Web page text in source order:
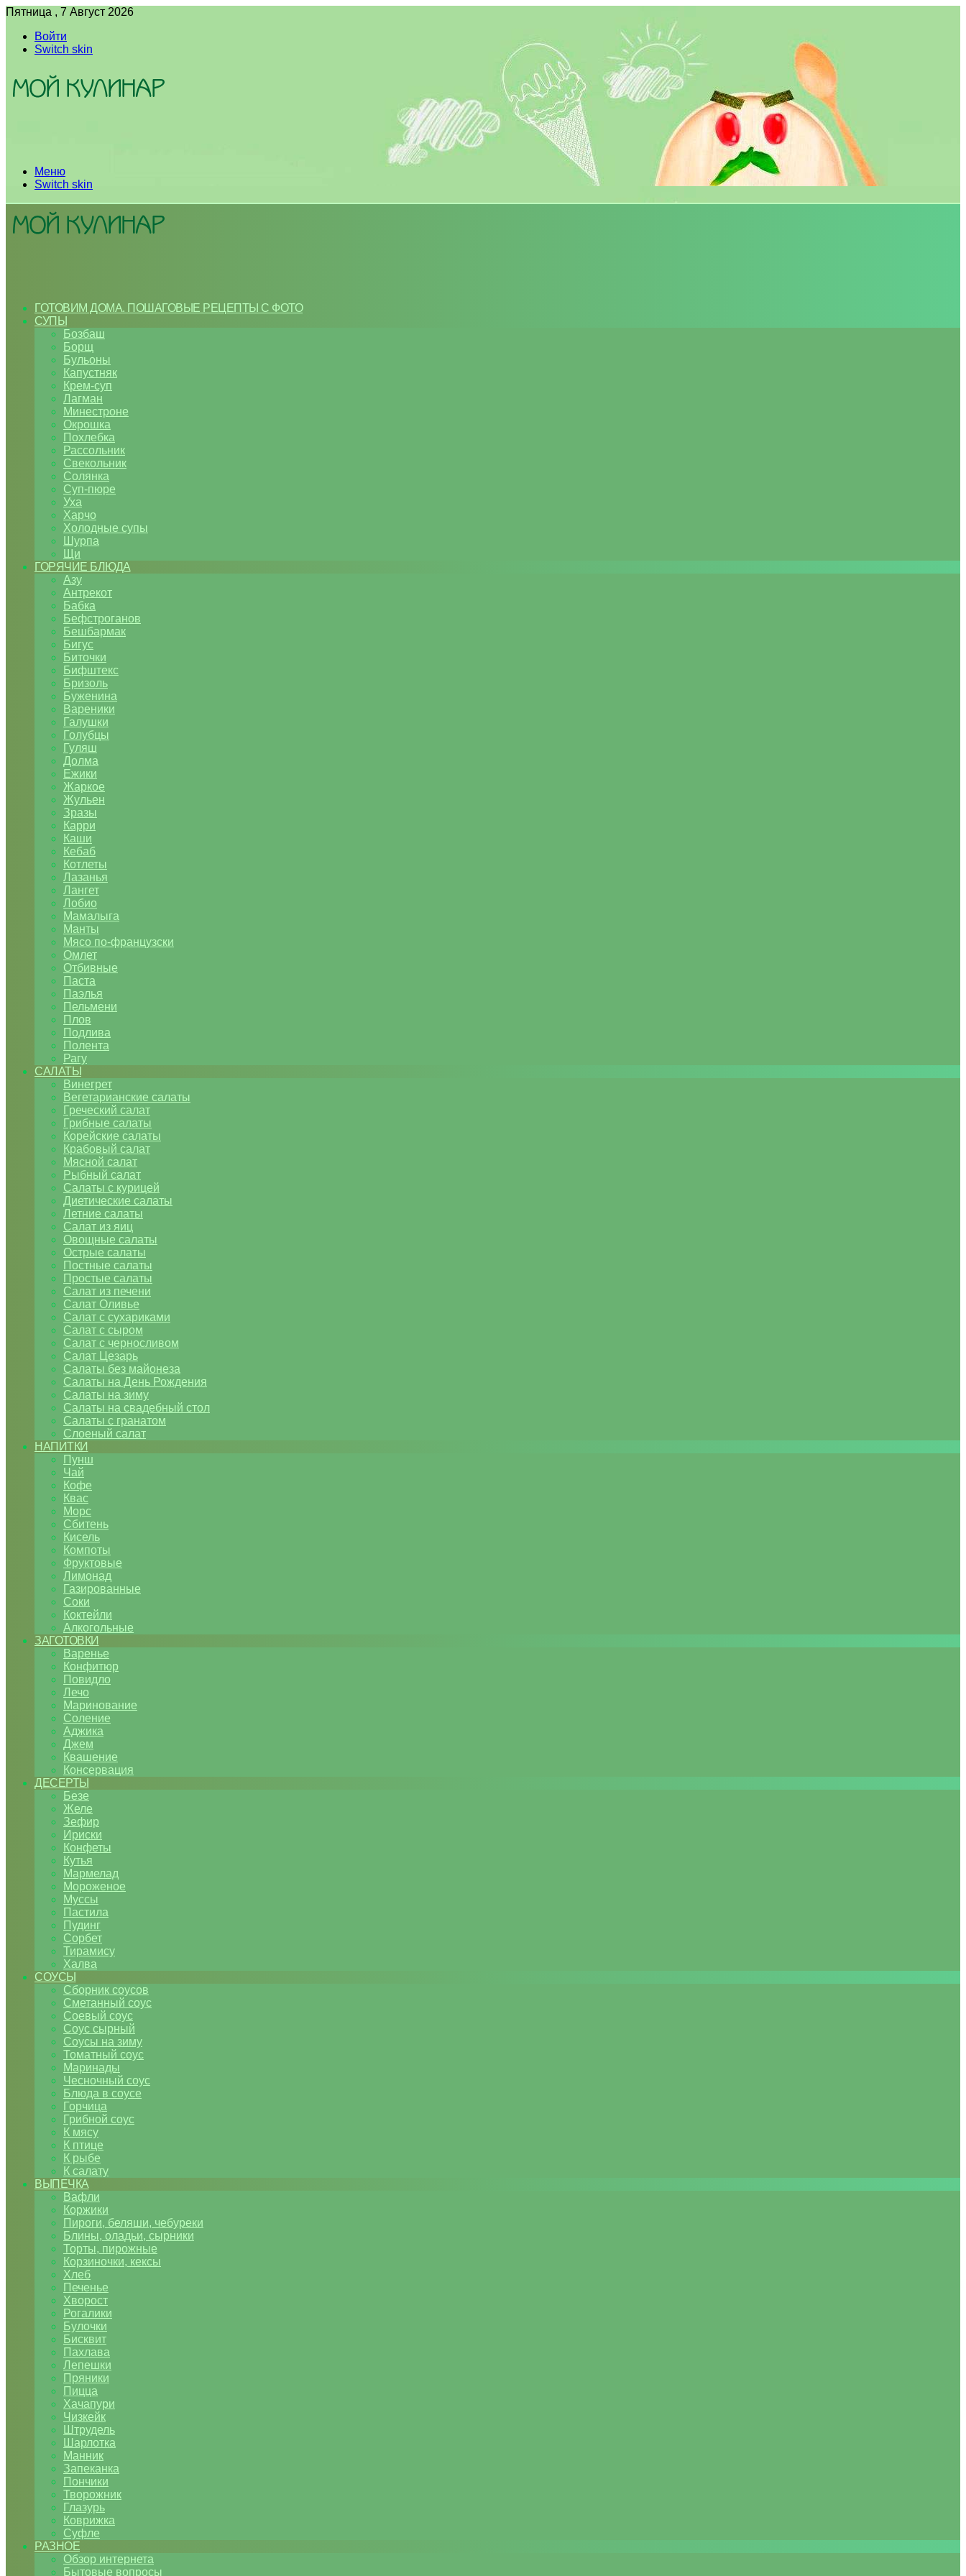
Пятница , 7 Август 2026
Войти
Switch skin
Меню
Switch skin
ГОТОВИМ ДОМА. ПОШАГОВЫЕ РЕЦЕПТЫ С ФОТО
СУПЫ
Бозбаш
Борщ
Бульоны
Капустняк
Крем-суп
Лагман
Минестроне
Окрошка
Похлебка
Рассольник
Свекольник
Солянка
Суп-пюре
Уха
Харчо
Холодные супы
Шурпа
Щи
ГОРЯЧИЕ БЛЮДА
Азу
Антрекот
Бабка
Бефстроганов
Бешбармак
Бигус
Биточки
Бифштекс
Бризоль
Буженина
Вареники
Галушки
Голубцы
Гуляш
Долма
Ежики
Жаркое
Жульен
Зразы
Карри
Каши
Кебаб
Котлеты
Лазанья
Лангет
Лобио
Мамалыга
Манты
Мясо по-французски
Омлет
Отбивные
Паста
Паэлья
Пельмени
Плов
Подлива
Полента
Рагу
САЛАТЫ
Винегрет
Вегетарианские салаты
Греческий салат
Грибные салаты
Корейские салаты
Крабовый салат
Мясной салат
Рыбный салат
Салаты с курицей
Диетические салаты
Летние салаты
Салат из яиц
Овощные салаты
Острые салаты
Постные салаты
Простые салаты
Салат из печени
Салат Оливье
Салат с сухариками
Салат с сыром
Салат с черносливом
Салат Цезарь
Салаты без майонеза
Салаты на День Рождения
Салаты на зиму
Салаты на свадебный стол
Салаты с гранатом
Слоеный салат
НАПИТКИ
Пунш
Чай
Кофе
Квас
Морс
Сбитень
Кисель
Компоты
Фруктовые
Лимонад
Газированные
Соки
Коктейли
Алкогольные
ЗАГОТОВКИ
Варенье
Конфитюр
Повидло
Лечо
Маринование
Соление
Аджика
Джем
Квашение
Консервация
ДЕСЕРТЫ
Безе
Желе
Зефир
Ириски
Конфеты
Кутья
Мармелад
Мороженое
Муссы
Пастила
Пудинг
Сорбет
Тирамису
Халва
СОУСЫ
Сборник соусов
Сметанный соус
Соевый соус
Соус сырный
Соусы на зиму
Томатный соус
Маринады
Чесночный соус
Блюда в соусе
Горчица
Грибной соус
К мясу
К птице
К рыбе
К салату
ВЫПЕЧКА
Вафли
Коржики
Пироги, беляши, чебуреки
Блины, оладьи, сырники
Торты, пирожные
Корзиночки, кексы
Хлеб
Печенье
Хворост
Рогалики
Булочки
Бисквит
Пахлава
Лепешки
Пряники
Пицца
Хачапури
Чизкейк
Штрудель
Шарлотка
Манник
Запеканка
Пончики
Творожник
Глазурь
Коврижка
Суфле
РАЗНОЕ
Обзор интернета
Бытовые вопросы